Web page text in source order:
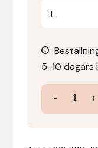
L
5-10 dagars
-
Straumur
mängd
+
Denni Design /
Draupnir